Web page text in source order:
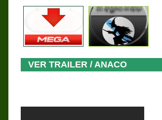
VER TRAILER / ANACO